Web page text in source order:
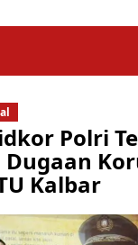
Polri
Kalbar